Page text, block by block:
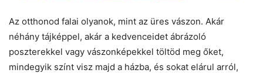
Az otthonod falai olyanok, mint az üres vászon. Akár
néhány tájképpel, akár a kedvenceidet ábrázoló
poszterekkel vagy vászonképekkel töltöd meg őket,
mindegyik színt visz majd a házba, és sokat elárul arról,